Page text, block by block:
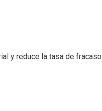
y reduce la tasa de